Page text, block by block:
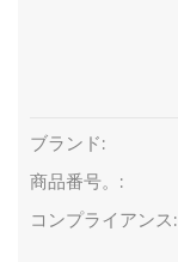
ブランド:
商品番号。:
コンプライアンス: